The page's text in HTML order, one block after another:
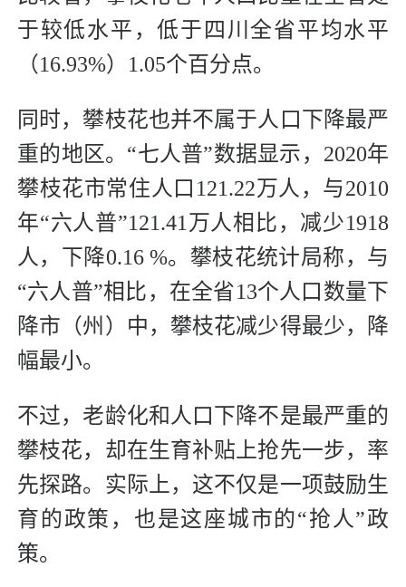
于较低水平，低于四川全省平均水平
（16.93%）1.05个百分点。
同时，攀枝花也并不属于人口下降最严
重的地区。“七人普”数据显示，2020年
攀枝花市常住人口121.22万人，与2010
年“六人普”121.41万人相比，减少1918
人，下降0.16 %。攀枝花统计局称，与
“六人普”相比，在全省13个人口数量下
降市（州）中，攀枝花减少得最少，降
幅最小。
不过，老龄化和人口下降不是最严重的
攀枝花，却在生育补贴上抢先一步，率
先探路。实际上，这不仅是一项鼓励生
育的政策，也是这座城市的“抢人”政
策。